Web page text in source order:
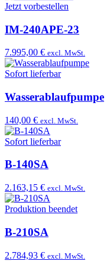
Jetzt vorbestellen
IM-240APE-23
7.995,00 € excl. MwSt.
Sofort lieferbar
Wasserablaufpumpe
140,00 € excl. MwSt.
Sofort lieferbar
B-140SA
2.163,15 € excl. MwSt.
Produktion beendet
B-210SA
2.784,93 € excl. MwSt.